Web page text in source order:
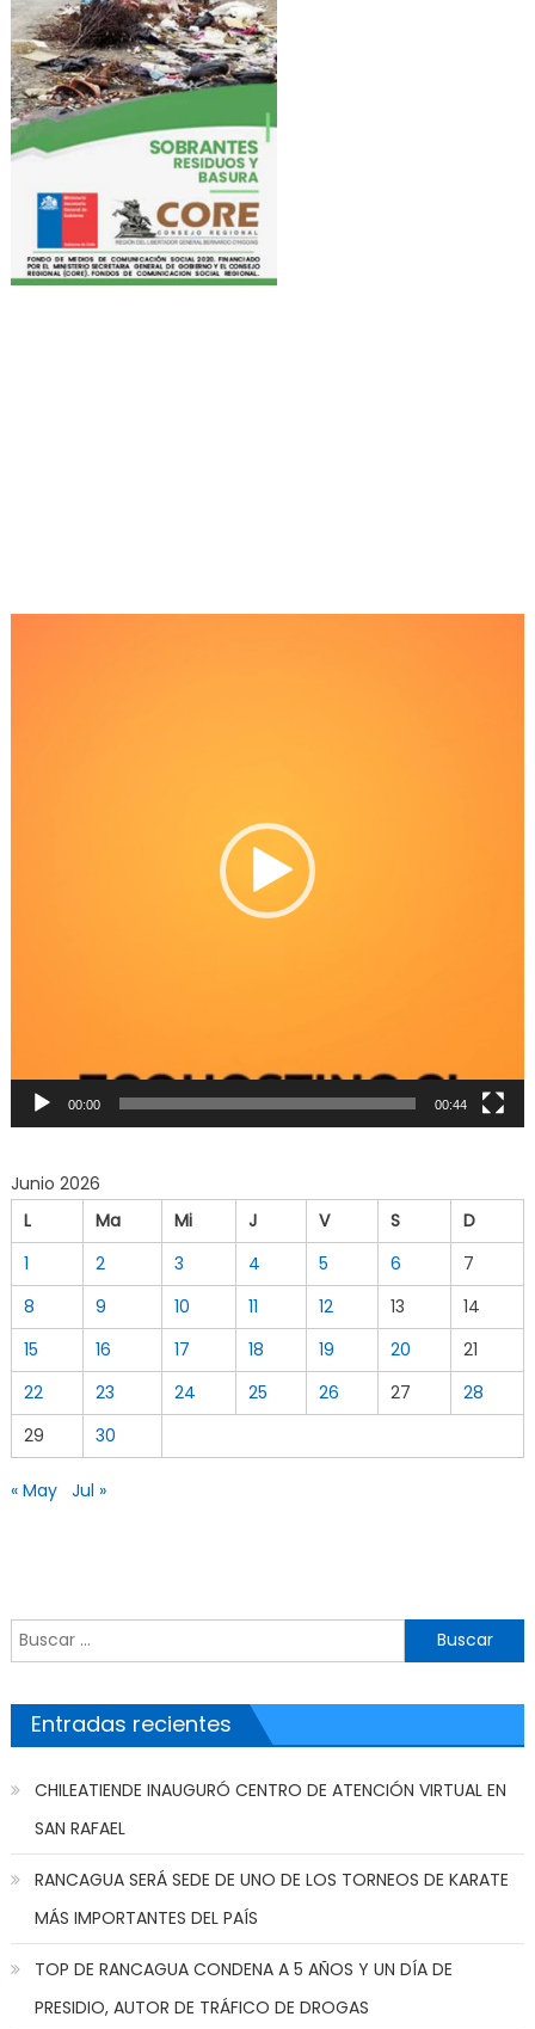
00:00 00:44
Junio 2026
L
Ma Mi J V S
D
1
2 3 4 5 6
7
8
9 10 11 12 13
14
15
16 17 18 19 20
21
22
23 24 25 26 27
28
29
30
« May Jul »
Buscar por:
Entradas recientes
CHILEATIENDE INAUGURÓ CENTRO DE ATENCIÓN VIRTUAL EN
SAN RAFAEL
RANCAGUA SERÁ SEDE DE UNO DE LOS TORNEOS DE KARATE
MÁS IMPORTANTES DEL PAÍS
TOP DE RANCAGUA CONDENA A 5 AÑOS Y UN DÍA DE
PRESIDIO, AUTOR DE TRÁFICO DE DROGAS